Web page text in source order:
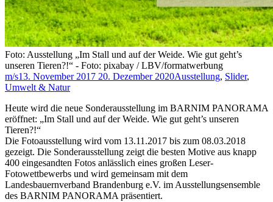
Foto: Ausstellung „Im Stall und auf der Weide. Wie gut geht’s
unseren Tieren?!“ - Foto: pixabay / LBV/formatwerbung
m/s13. November 2017 20. Dezember 2020Ausstellung, Slider,
Umwelt & Natur
Heute wird die neue Sonderausstellung im BARNIM PANORAMA
eröffnet: „Im Stall und auf der Weide. Wie gut geht’s unseren
Tieren?!“
Die Fotoausstellung wird vom 13.11.2017 bis zum 08.03.2018
gezeigt. Die Sonderausstellung zeigt die besten Motive aus knapp
400 eingesandten Fotos anlässlich eines großen Leser-
Fotowettbewerbs und wird gemeinsam mit dem
Landesbauernverband Brandenburg e.V. im Ausstellungsensemble
des BARNIM PANORAMA präsentiert.